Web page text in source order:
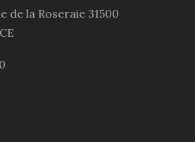
de la Roseraie 31500